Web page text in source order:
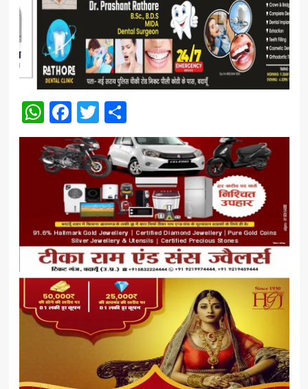
WhatsApp
Facebook
Twitter
Share